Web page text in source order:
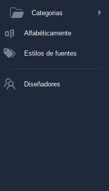
Categorias
Alfabéticamente
Estilos de fuentes
Diseñadores